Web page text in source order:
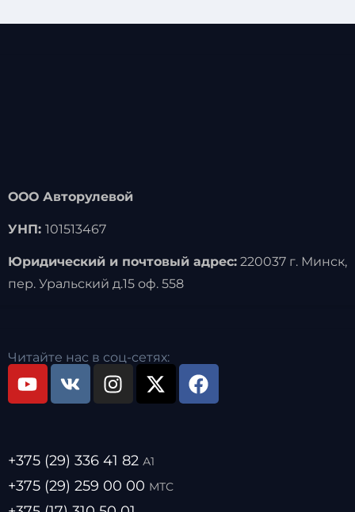
ООО Авторулевой
УНП: 101513467
Юридический и почтовый адрес:220037 г. Минск,
пер. Уральский д.15 оф. 558
Читайте нас в соц-сетях:
+375 (29) 336 41 82 А1
+375 (29) 259 00 00 МТС